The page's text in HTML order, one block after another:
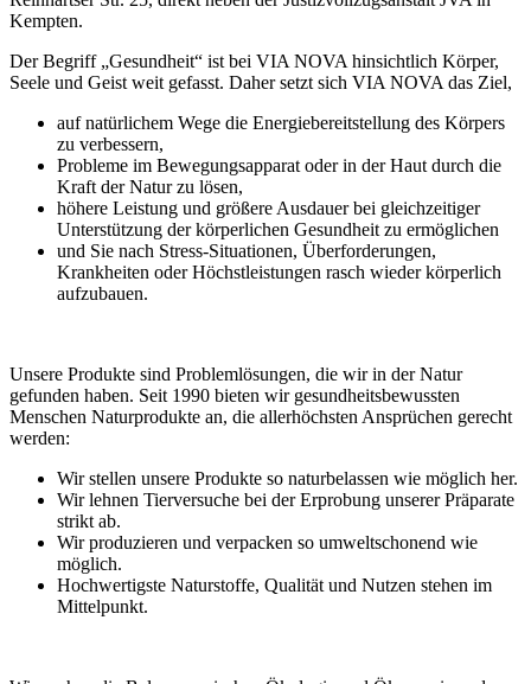
Kempten.
Der Begriff „Gesundheit“ ist bei VIA NOVA hinsichtlich Körper,
Seele und Geist weit gefasst. Daher setzt sich VIA NOVA das Ziel,
auf natürlichem Wege die Energiebereitstellung des Körpers
zu verbessern,
Probleme im Bewegungsapparat oder in der Haut durch die
Kraft der Natur zu lösen,
höhere Leistung und größere Ausdauer bei gleichzeitiger
Unterstützung der körperlichen Gesundheit zu ermöglichen
und Sie nach Stress-Situationen, Überforderungen,
Krankheiten oder Höchstleistungen rasch wieder körperlich
aufzubauen.
Unsere Produkte sind Problemlösungen, die wir in der Natur
gefunden haben. Seit 1990 bieten wir gesundheitsbewussten
Menschen Naturprodukte an, die allerhöchsten Ansprüchen gerecht
werden:
Wir stellen unsere Produkte so naturbelassen wie möglich her.
Wir lehnen Tierversuche bei der Erprobung unserer Präparate
strikt ab.
Wir produzieren und verpacken so umweltschonend wie
möglich.
Hochwertigste Naturstoffe, Qualität und Nutzen stehen im
Mittelpunkt.